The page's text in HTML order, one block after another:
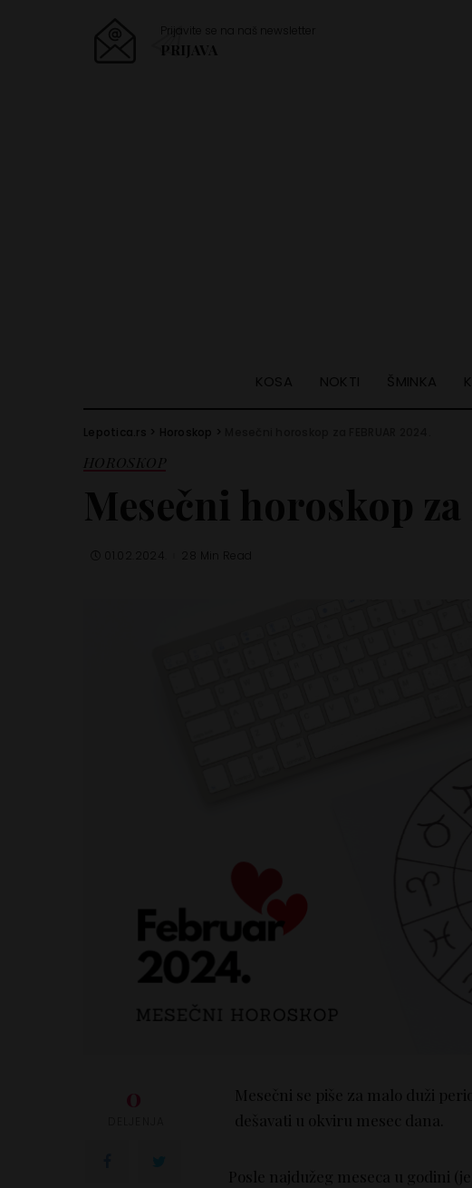
Prijavite se na naš newsletter
PRIJAVA
KOSA NOKTI ŠMINKA
Lepotica.rs > Horoskop >
HOROSKOP
Mesečni horoskop za
01.02.2024.
0
Mesečni se piše za malo duži
dešavati u okviru mesec dana.
Posle najdužeg meseca u godini